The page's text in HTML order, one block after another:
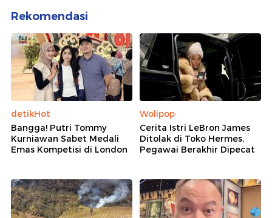
Rekomendasi
detikHot
Bangga! Putri Tommy
Kurniawan Sabet Medali
Emas Kompetisi di London
Wolipop
Cerita Istri LeBron James
Ditolak di Toko Hermes,
Pegawai Berakhir Dipecat